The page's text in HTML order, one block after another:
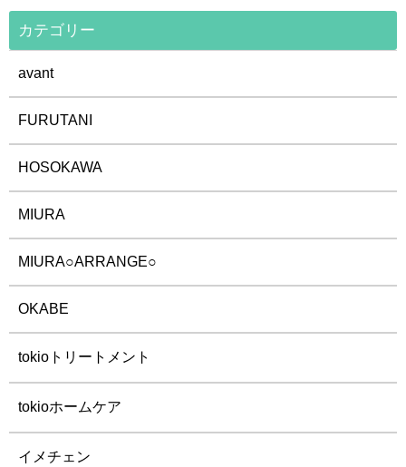
カテゴリー
avant
FURUTANI
HOSOKAWA
MIURA
MIURA○ARRANGE○
OKABE
tokioトリートメント
tokioホームケア
イメチェン